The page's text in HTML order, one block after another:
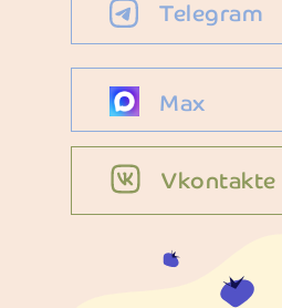
Telegram
Max
Vkontakte